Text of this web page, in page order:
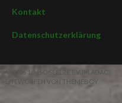
Kontakt
Datenschutzerklärung
© 2026 1. MSC SEELZE E.V. IM ADAC
ENTWORFEN VON THEMEBOY